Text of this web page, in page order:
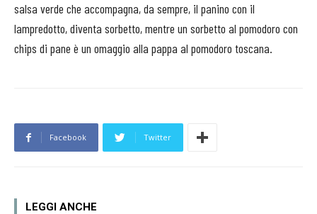
salsa verde che accompagna, da sempre, il panino con il
lampredotto, diventa sorbetto, mentre un sorbetto al pomodoro con
chips di pane è un omaggio alla pappa al pomodoro toscana.
Facebook Twitter
LEGGI ANCHE